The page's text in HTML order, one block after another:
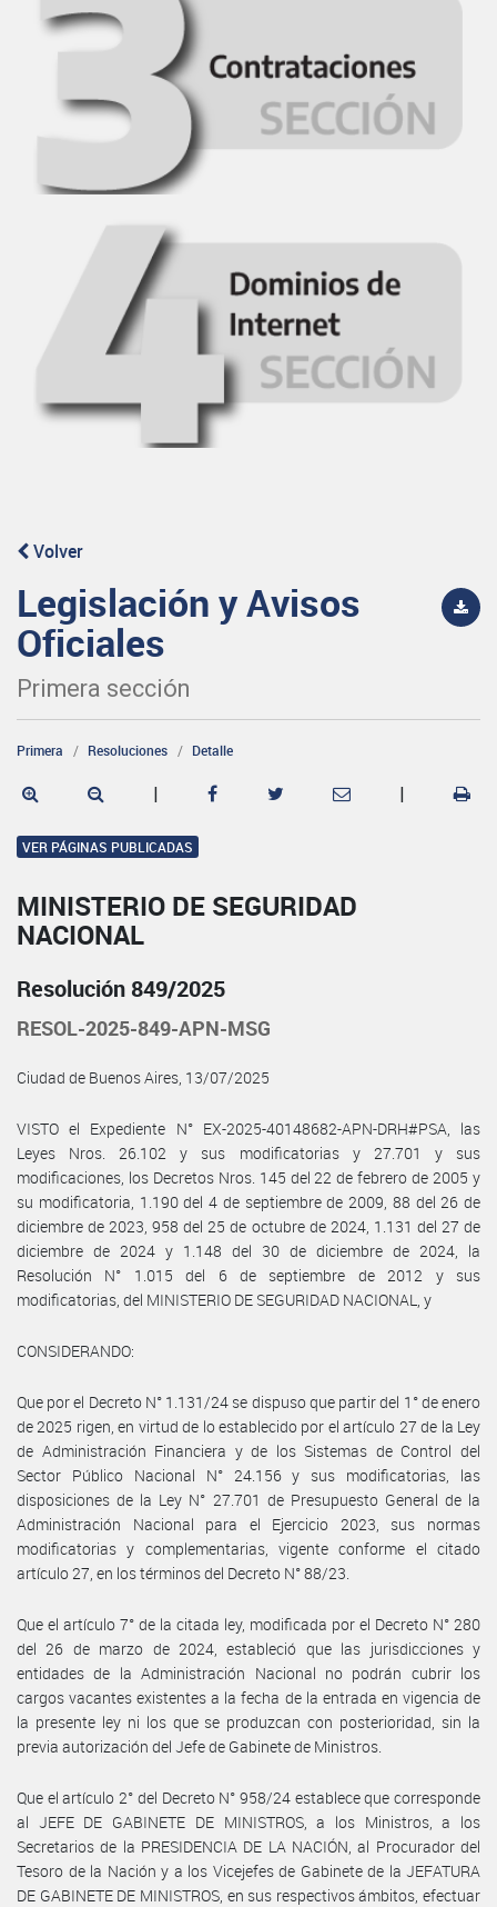
Volver
Legislación y Avisos
Oficiales
Primera sección
Primera Resoluciones Detalle
| |
VER PÁGINAS PUBLICADAS
MINISTERIO DE SEGURIDAD
NACIONAL
Resolución 849/2025
RESOL-2025-849-APN-MSG
Ciudad de Buenos Aires, 13/07/2025
VISTO el Expediente N° EX-2025-40148682-APN-DRH#PSA, las
Leyes Nros. 26.102 y sus modificatorias y 27.701 y sus
modificaciones, los Decretos Nros. 145 del 22 de febrero de 2005 y
su modificatoria, 1.190 del 4 de septiembre de 2009, 88 del 26 de
diciembre de 2023, 958 del 25 de octubre de 2024, 1.131 del 27 de
diciembre de 2024 y 1.148 del 30 de diciembre de 2024, la
Resolución N° 1.015 del 6 de septiembre de 2012 y sus
modificatorias, del MINISTERIO DE SEGURIDAD NACIONAL, y
CONSIDERANDO:
Que por el Decreto N° 1.131/24 se dispuso que partir del 1° de enero
de 2025 rigen, en virtud de lo establecido por el artículo 27 de la Ley
de Administración Financiera y de los Sistemas de Control del
Sector Público Nacional N° 24.156 y sus modificatorias, las
disposiciones de la Ley N° 27.701 de Presupuesto General de la
Administración Nacional para el Ejercicio 2023, sus normas
modificatorias y complementarias, vigente conforme el citado
artículo 27, en los términos del Decreto N° 88/23.
Que el artículo 7° de la citada ley, modificada por el Decreto N° 280
del 26 de marzo de 2024, estableció que las jurisdicciones y
entidades de la Administración Nacional no podrán cubrir los
cargos vacantes existentes a la fecha de la entrada en vigencia de
la presente ley ni los que se produzcan con posterioridad, sin la
previa autorización del Jefe de Gabinete de Ministros.
Que el artículo 2° del Decreto N° 958/24 establece que corresponde
al JEFE DE GABINETE DE MINISTROS, a los Ministros, a los
Secretarios de la PRESIDENCIA DE LA NACIÓN, al Procurador del
Tesoro de la Nación y a los Vicejefes de Gabinete de la JEFATURA
DE GABINETE DE MINISTROS, en sus respectivos ámbitos, efectuar